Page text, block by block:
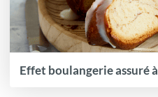
Effet boulangerie assuré